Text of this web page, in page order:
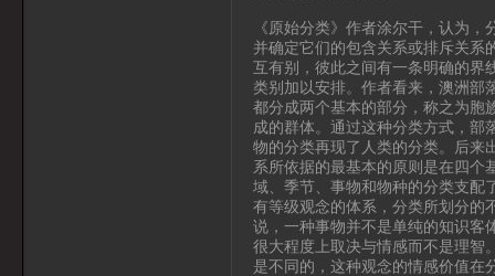
《原始分类》作者涂尔干，认为
并确定它们的包含关系或排斥关系
互有别，彼此之间有一条明确的界
类别加以安排。作者看来，澳洲部
都分成两个基本的部分，称之为胞
成的群体。通过这种分类方式，部
物的分类再现了人类的分类。后来
系所依据的最基本的原则是在四个
域、季节、事物和物种的分类支配
有等级观念的体系，分类所划分的
说，一种事物并不是单纯的知识客
很大程度上取决与情感而不是理智
是不同的，这种观念的情感价值在